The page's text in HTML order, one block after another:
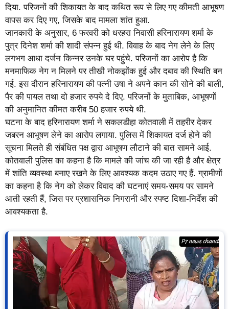
दिया. परिजनों की शिकायत के बाद कथित रूप से लिए गए कीमती आभूषण
वापस कर दिए गए, जिसके बाद मामला शांत हुआ.
जानकारी के अनुसार, 6 फरवरी को धरहरा निवासी हरिनारायण शर्मा के
पुत्र दिनेश शर्मा की शादी संपन्न हुई थी. विवाह के बाद नेग लेने के लिए
लगभग आधा दर्जन किन्नर उनके घर पहुंचे. परिजनों का आरोप है कि
मनमाफिक नेग न मिलने पर तीखी नोकझोंक हुई और दबाव की स्थिति बन
गई. इस दौरान हरिनारायण की पत्नी उषा ने अपने कान की सोने की बाली,
पैर की पायल तथा दो हजार रुपये दे दिए. परिजनों के मुताबिक, आभूषणों
की अनुमानित कीमत करीब 50 हजार रुपये थी.
घटना के बाद हरिनारायण शर्मा ने सकलडीहा कोतवाली में तहरीर देकर
जबरन आभूषण लेने का आरोप लगाया. पुलिस में शिकायत दर्ज होने की
सूचना मिलते ही संबंधित पक्ष द्वारा आभूषण लौटाने की बात सामने आई.
कोतवाली पुलिस का कहना है कि मामले की जांच की जा रही है और क्षेत्र
में शांति व्यवस्था बनाए रखने के लिए आवश्यक कदम उठाए गए हैं. ग्रामीणों
का कहना है कि नेग को लेकर विवाद की घटनाएं समय-समय पर सामने
आती रहती हैं, जिस पर प्रशासनिक निगरानी और स्पष्ट दिशा-निर्देश की
आवश्यकता है.